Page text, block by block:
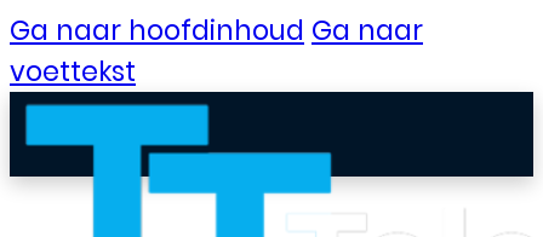
Ga naar hoofdinhoud Ga naar
voettekst